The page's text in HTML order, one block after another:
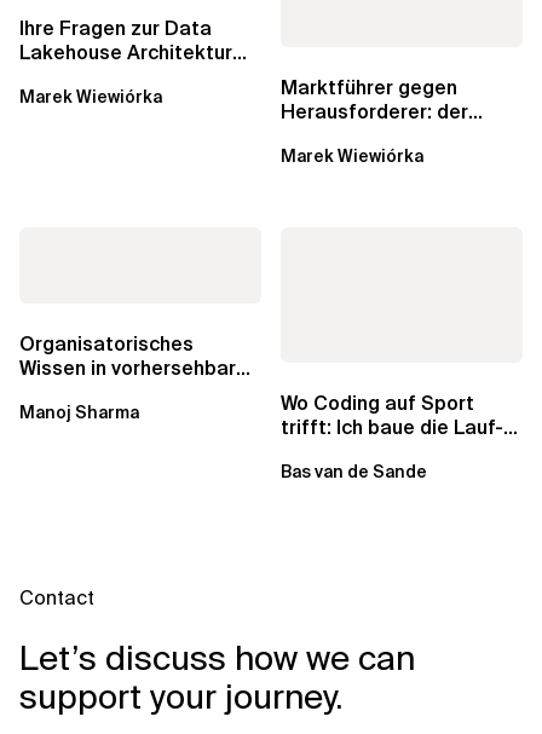
Ihre Fragen zur Data
Lakehouse Architektur
Marek Wiewiórka
Marktführer gegen
Herausforderer: der
Datenkataloge in Data...
Marek Wiewiórka
Organisatorisches
Wissen in vorhersehbare
Schätzungen und...
Manoj Sharma
Wo Coding auf Sport
trifft: Ich baue die Lauf-
Bas van de Sande
Contact
Let’s discuss how we can
support your journey.